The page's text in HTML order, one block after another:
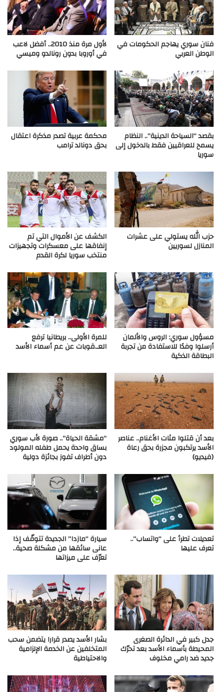
فنان سوري يهاجم الحكومات في
الوطن العربي
لأول مرة منذ 2010.. أفضل لاعب
في أوروبا بدون رونالدو وميسي
بقصد “السياحة الدينية”.. النظام
يسمح للعراقيين فقط بالدخول إلى
سوريا
محكمة عربية تصدر مذكرة اعتقال
بحق دونالد ‏ترامب‎ ‎
حزب الله يستولي على عشرات
المنازل لسوريين
الكشف عن الأموال التي تم
إنفاقها على معسكرات وتجهيزات
منتخب سوريا لكرة القدم
مسؤول سوري: الروس والألمان
أرسلوا وفدًا للاستفادة من تجربة
البطاقة الذكية
للمرة الأولى.. بريطانيا ترفع
العـ.قوبات عن عم أسماء الأسد
بعد أن قتلوا مئات الأغنام.. عناصر
الأسد يرتكبون مجزرة بحق رعاة
(فيديو)
“مشقة الحياة”.. صورة لأب سوري
بساق واحدة يحمل طفله المولود
دون أطراف تفوز بجائزة دولية
تعديلات تطرأ على “واتساب”..
تعرف عليها
سيارة “مازدا” الجديدة تتوقّف إذا
عانى سائقها من مشكلة صحية..
تعرّف على ميزاتها
جدل كبير في الدائرة الصغرى
المحيطة بأسماء الأسد بعد تحرّك
جديد ضد رامي مخلوف
بشار الأسد يصدر قرارا يتضمن سحب
المتخلفين عن الخدمة الإلزامية
والاحتياطية